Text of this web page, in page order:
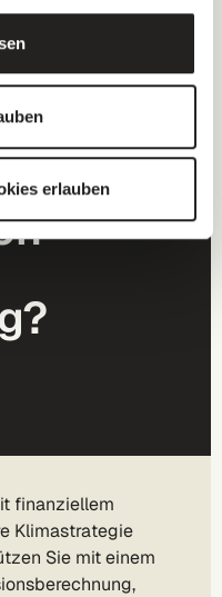
erlauben
Und wird es Ihnen und
EmpCo-konform zu
finanziellem
Klimastrategie
Sie mit einem